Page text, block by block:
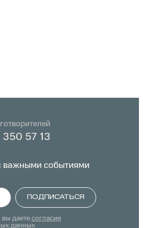
57 13
важными событиями
ПОДПИСАТЬСЯ
вы даете согласие
данных